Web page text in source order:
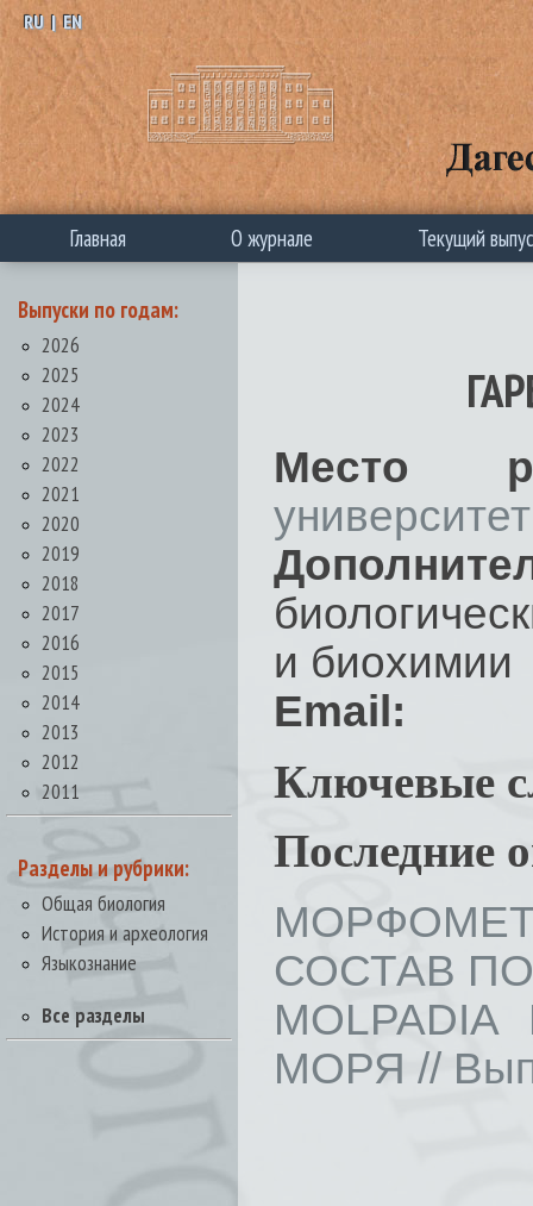
RU | EN
Главная О журнале Текущий
Выпуски по годам:
2026
2025
2024
2023
2022
2021
2020
2019
2018
2017
2016
2015
2014
2013
2012
2011
Разделы и рубрики:
Общая биология
История и археология
Языкознание
Все разделы
Место
университет
и биохимии
Email:
Ключевые
Последние
СОСТАВ
МОРЯ //